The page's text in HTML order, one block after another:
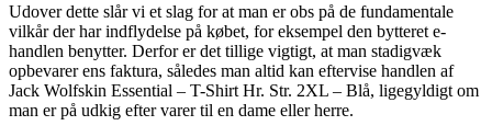
Udover dette slår vi et slag for at man er obs på de fundamentale
vilkår der har indflydelse på købet, for eksempel den bytteret e-
handlen benytter. Derfor er det tillige vigtigt, at man stadigvæk
opbevarer ens faktura, således man altid kan eftervise handlen af
Jack Wolfskin Essential – T-Shirt Hr. Str. 2XL – Blå, ligegyldigt om
man er på udkig efter varer til en dame eller herre.